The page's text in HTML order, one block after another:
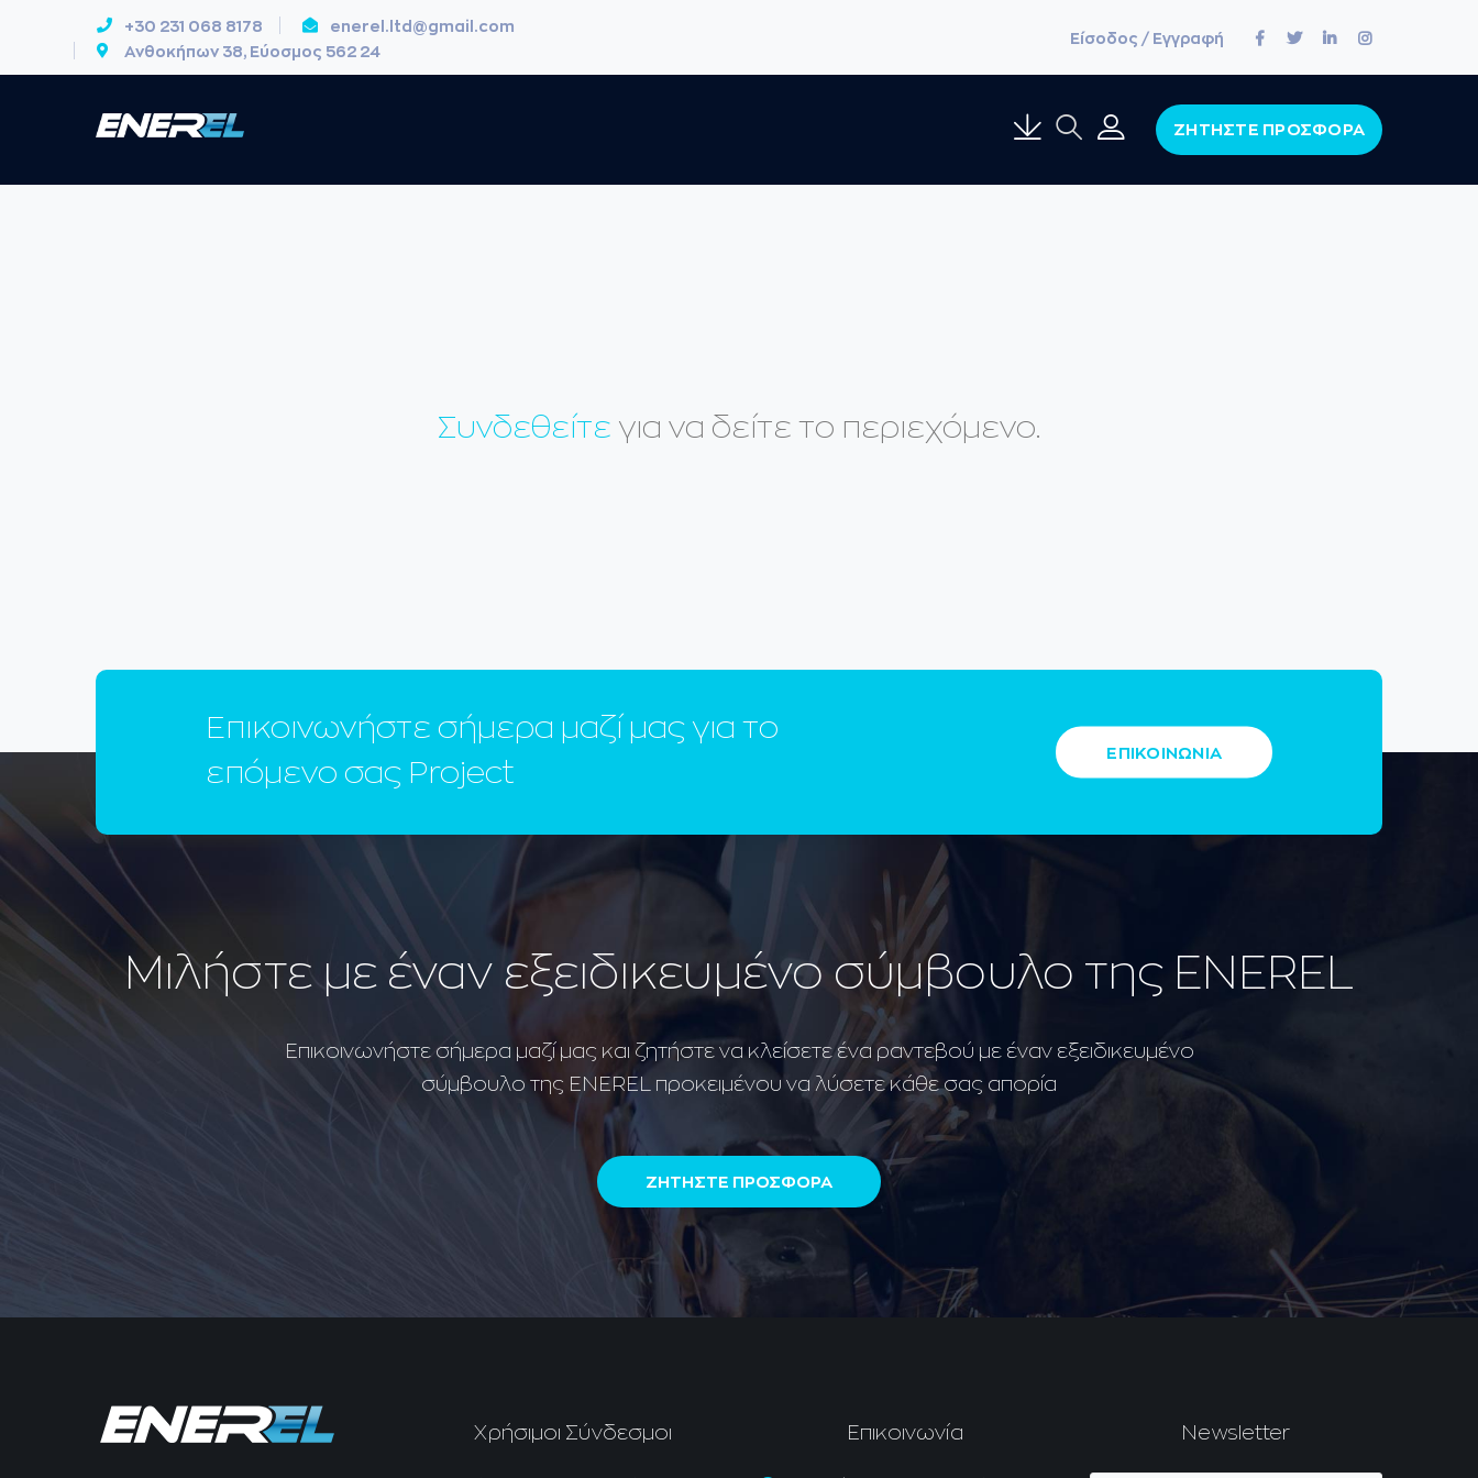
+30 231 068 8178
enerel.ltd@gmail.com
Ανθοκήπων 38, Εύοσμος 562 24
Είσοδος / Εγγραφή
Facebook
TwitterLinkedInInstagram
ΖΗΤΗΣΤΕ ΠΡΟΣΦΟΡΑ
Συνδεθείτε για να δείτε το περιεχόμενο.
Επικοινωνήστε σήμερα μαζί μας για το
επόμενο σας Project
ΕΠΙΚΟΙΝΩΝΙΑ
Μιλήστε με έναν εξειδικευμένο σύμβουλο της ENEREL
Επικοινωνήστε σήμερα μαζί μας και ζητήστε να κλείσετε ένα ραντεβού με έναν εξειδικευμένο
σύμβουλο της ENEREL προκειμένου να λύσετε κάθε σας απορία
ΖΗΤΗΣΤΕ ΠΡΟΣΦΟΡΑ
Χρήσιμοι Σύνδεσμοι Επικοινωνία Newsletter